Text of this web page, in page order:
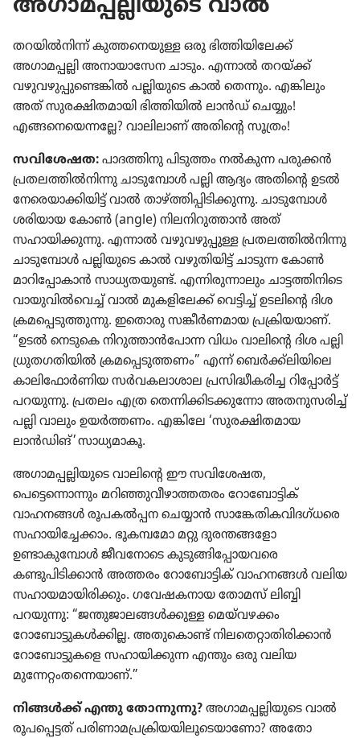
അഗാമപ്പല്ലിയുടെ വാൽ
തറയിൽനിന്ന്‌ കുത്തനെയുള്ള ഒരു ഭിത്തിയിലേക്ക്‌
അഗാമപ്പല്ലി അനായാസേന ചാടും. എന്നാൽ തറയ്‌ക്ക്‌
വഴുവഴുപ്പുണ്ടെങ്കിൽ പല്ലിയുടെ കാൽ തെന്നും. എങ്കിലും
അത്‌ സുരക്ഷിതമായി ഭിത്തിയിൽ ലാൻഡ്‌ ചെയ്യും!
എങ്ങനെയെന്നല്ലേ? വാലിലാണ്‌ അതിന്റെ സൂത്രം!
സവിശേഷത: പാദത്തിനു പിടുത്തം നൽകുന്ന പരുക്കൻ
പ്രതലത്തിൽനിന്നു ചാടുമ്പോൾ പല്ലി ആദ്യം അതിന്റെ ഉടൽ
നേരെയാക്കിയിട്ട്‌ വാൽ താഴ്‌ത്തിപ്പിടിക്കുന്നു. ചാടുമ്പോൾ
ശരിയായ കോൺ (angle) നിലനിറുത്താൻ അത്‌
സഹായിക്കുന്നു. എന്നാൽ വഴുവഴുപ്പുള്ള പ്രതലത്തിൽനിന്നു
ചാടുമ്പോൾ പല്ലിയുടെ കാൽ വഴുതിയിട്ട്‌ ചാടുന്ന കോൺ
മാറിപ്പോകാൻ സാധ്യതയുണ്ട്‌. എന്നിരുന്നാലും ചാട്ടത്തിനിടെ
വായുവിൽവെച്ച്‌ വാൽ മുകളിലേക്ക്‌ വെട്ടിച്ച്‌ ഉടലിന്റെ ദിശ
ക്രമപ്പെടുത്തുന്നു. ഇതൊരു സങ്കീർണമായ പ്രക്രിയയാണ്‌.
“ഉടൽ നെടുകെ നിറുത്താൻപോന്ന വിധം വാലിന്റെ ദിശ പല്ലി
ധ്രുതഗതിയിൽ ക്രമപ്പെടുത്തണം” എന്ന്‌ ബെർക്ക്‌ലിയിലെ
കാലിഫോർണിയ സർവകലാശാല പ്രസിദ്ധീകരിച്ച റിപ്പോർട്ട്‌
പറയുന്നു. പ്രതലം എത്ര തെന്നിക്കിടക്കുന്നോ അതനുസരിച്ച്‌
പല്ലി വാലും ഉയർത്തണം. എങ്കിലേ ‘സുരക്ഷിതമായ
ലാൻഡിങ്‌’ സാധ്യമാകൂ.
അഗാമപ്പല്ലിയുടെ വാലിന്റെ ഈ സവിശേഷത,
പെട്ടെന്നൊന്നും മറിഞ്ഞുവീഴാത്തതരം റോബോട്ടിക്‌
വാഹനങ്ങൾ രൂപകൽപ്പന ചെയ്യാൻ സാങ്കേതികവിദഗ്‌ധരെ
സഹായിച്ചേക്കാം. ഭൂകമ്പമോ മറ്റു ദുരന്തങ്ങളോ
ഉണ്ടാകുമ്പോൾ ജീവനോടെ കുടുങ്ങിപ്പോയവരെ
കണ്ടുപിടിക്കാൻ അത്തരം റോബോട്ടിക്‌ വാഹനങ്ങൾ വലിയ
സഹായമായിരിക്കും. ഗവേഷകനായ തോമസ്‌ ലിബ്ബി
പറയുന്നു: “ജന്തുജാലങ്ങൾക്കുള്ള മെയ്‌വഴക്കം
റോബോട്ടുകൾക്കില്ല. അതുകൊണ്ട്‌ നിലതെറ്റാതിരിക്കാൻ
റോബോട്ടുകളെ സഹായിക്കുന്ന എന്തും ഒരു വലിയ
മുന്നേറ്റംതന്നെയാണ്‌.”
നിങ്ങൾക്ക്‌ എന്തു തോന്നുന്നു? അഗാമപ്പല്ലിയുടെ വാൽ
രൂപപ്പെട്ടത്‌ പരിണാമപ്രക്രിയയിലൂടെയാണോ? അതോ